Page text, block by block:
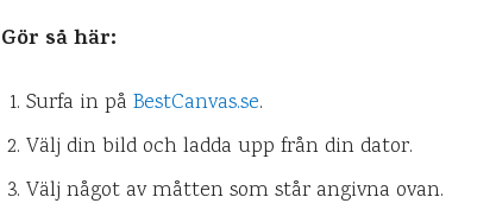
Gör så här:
Surfa in på BestCanvas.se.
Välj din bild och ladda upp från din dator.
Välj något av måtten som står angivna ovan.